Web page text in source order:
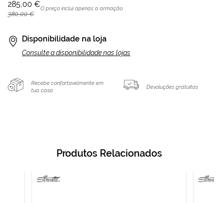
285,00 €
380,00 €
O preço inclui apenas a armação
Disponibilidade na loja
Consulte a disponibilidade nas lojas
Recebe confortavelmente em
tua casa
Devoluções gratuitas
Produtos Relacionados